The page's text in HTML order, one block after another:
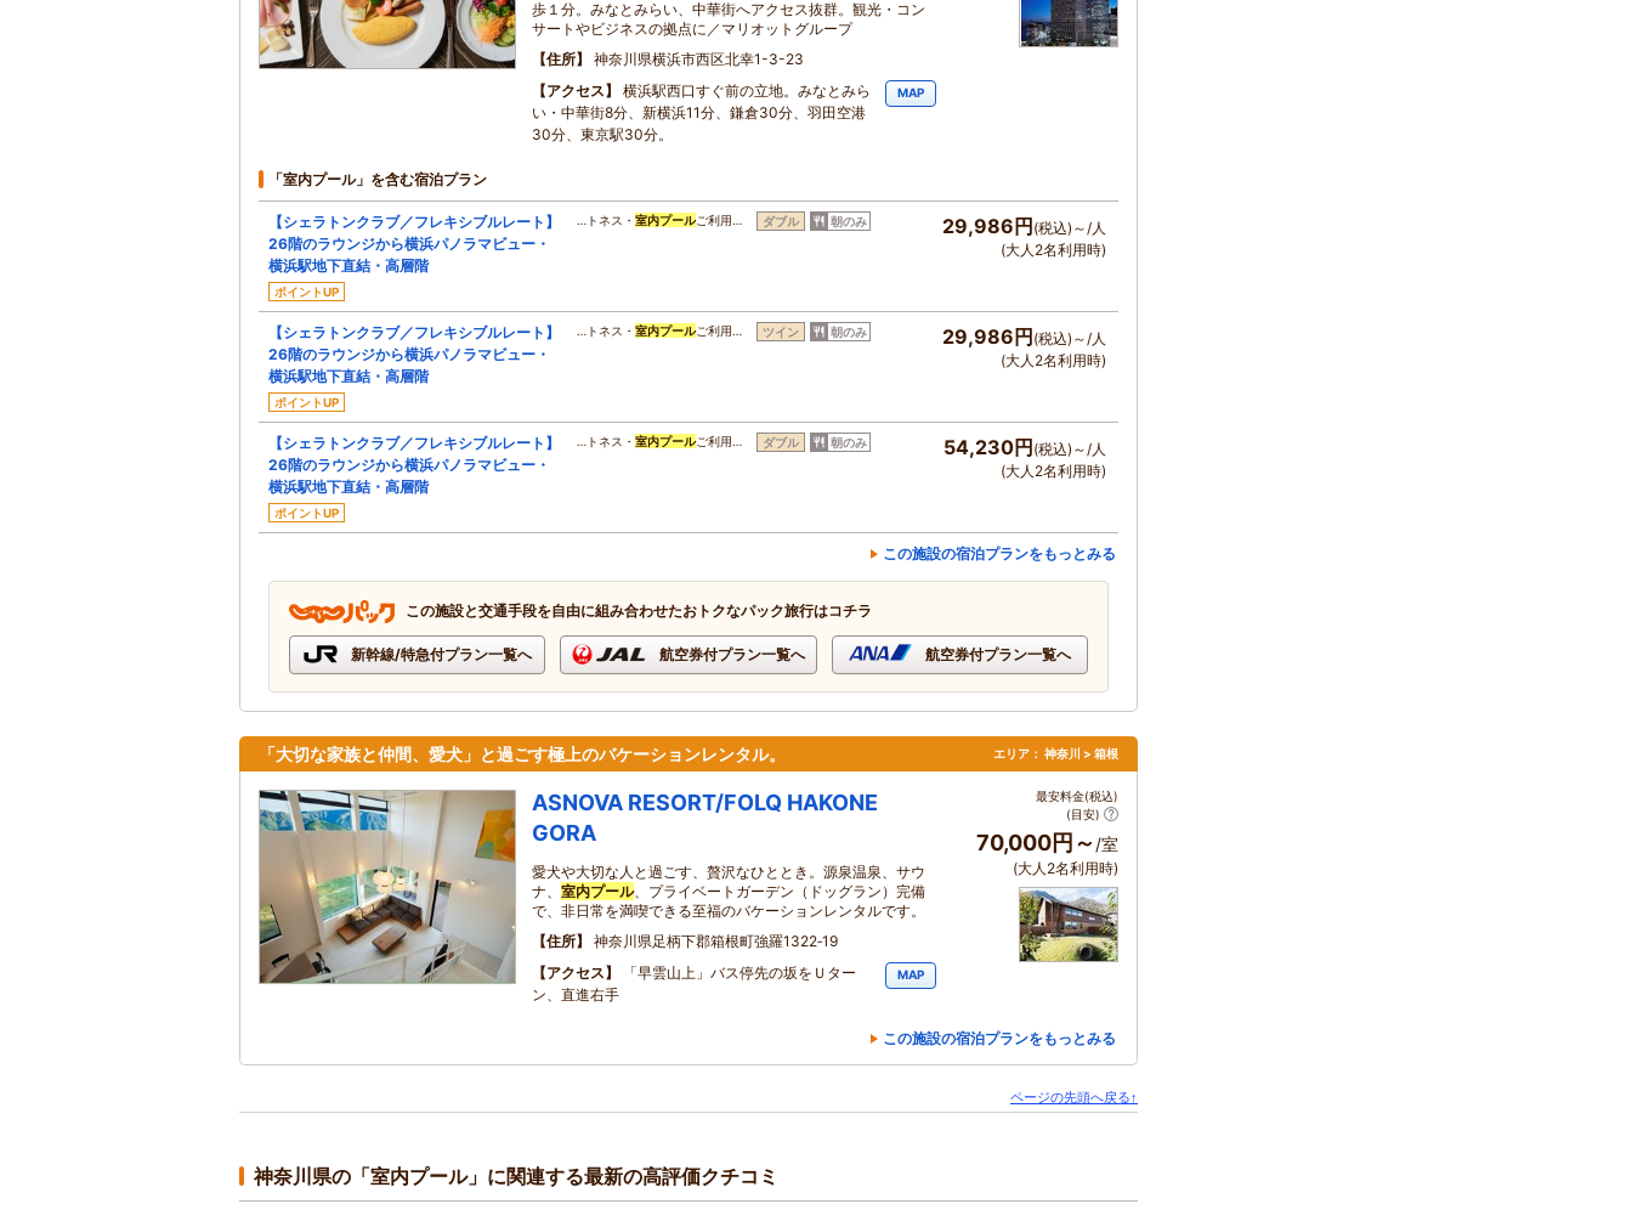
歩１分。みなとみらい、中華街へアクセス抜群。観光・コン
サートやビジネスの拠点に／マリオットグループ
住所
神奈川県横浜市西区北幸1-3-23
アクセス
横浜駅西口すぐ前の立地。みなとみら
い・中華街8分、新横浜11分、鎌倉30分、羽田空港
30分、東京駅30分。
MAP
「室内プール」を含む宿泊プラン
【シェラトンクラブ／フレキシブルレート】
26階のラウンジから横浜パノラマビュー・
横浜駅地下直結・高層階
ポイントUP
…トネス・ 室内プールご利用… ダブル 朝のみ 29,986円 (税込)～/人
(大人2名利用時)
【シェラトンクラブ／フレキシブルレート】
26階のラウンジから横浜パノラマビュー・
横浜駅地下直結・高層階
ポイントUP
…トネス・ 室内プールご利用… ツイン 朝のみ 29,986円 (税込)～/人
(大人2名利用時)
【シェラトンクラブ／フレキシブルレート】
26階のラウンジから横浜パノラマビュー・
横浜駅地下直結・高層階
ポイントUP
…トネス・ 室内プールご利用… ダブル 朝のみ 54,230円 (税込)～/人
(大人2名利用時)
この施設の宿泊プランをもっとみる
この施設と交通手段を自由に組み合わせたおトクなパック旅行はコチラ
新幹線/特急付プラン一覧へ 航空券付プラン一覧へ 航空券付プラン一覧へ
「大切な家族と仲間、愛犬」と過ごす極上のバケーションレンタル。 エリア： 神奈川 > 箱根
ASNOVA RESORT/FOLQ HAKONE
GORA
愛犬や大切な人と過ごす、贅沢なひととき。源泉温泉、サウ
ナ、 室内プール、プライベートガーデン（ドッグラン）完備
で、非日常を満喫できる至福のバケーションレンタルです。
住所
神奈川県足柄下郡箱根町強羅1322‐19
アクセス
「早雲山上」バス停先の坂をＵター
ン、直進右手
MAP
最安料金(税込)
(目安)
70,000円～ /室
(大人2名利用時)
この施設の宿泊プランをもっとみる
ページの先頭へ戻る↑
神奈川県の「室内プール」に関連する最新の高評価クチコミ